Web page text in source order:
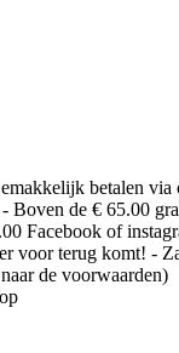
betalen via
Boven de € 65.00
Facebook of
voor terug komt! -
de voorwaarden)